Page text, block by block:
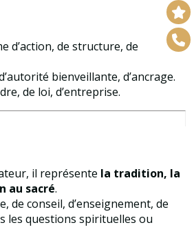
d’action, de structure, de
bienveillante, d’ancrage.
de loi, d’entreprise.
il représente la tradition, la
au sacré.
de conseil, d’enseignement, de
les questions spirituelles ou